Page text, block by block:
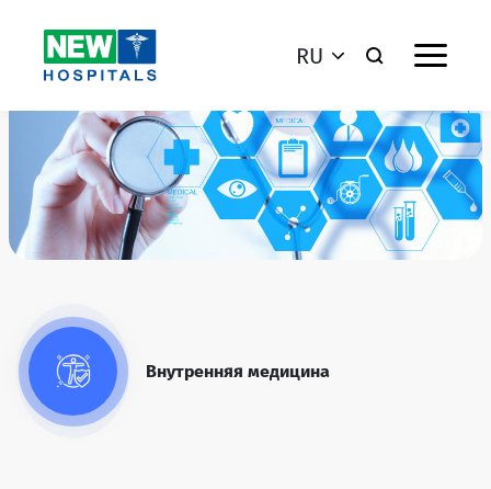
RU
Внутренняя медицина